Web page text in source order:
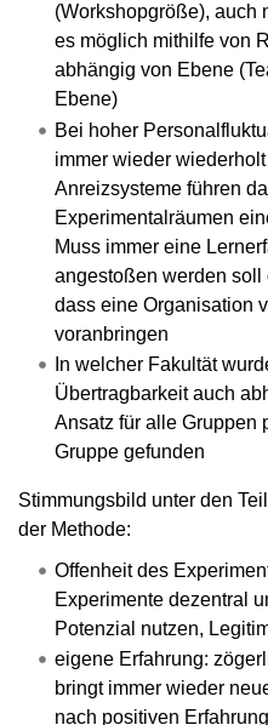
(Workshopgröße), auch
es möglich mithilfe von
abhängig von Ebene
Ebene)
Bei hoher
immer wieder
Anreizsysteme führen
Experimentalräumen
Muss immer eine
angestoßen werden
dass eine Organisation
voranbringen
In welcher Fakultät
Übertragbarkeit auch
Ansatz für alle Gruppen
Gruppe gefunden
Stimmungsbild unter den
der Methode:
Offenheit des
Experimente dezentral
Potenzial nutzen,
eigene Erfahrung:
bringt immer wieder
nach positiven